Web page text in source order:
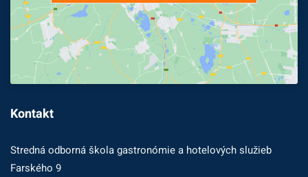
Kontakt
Stredná odborná škola gastronómie a hotelových služieb
Farského 9